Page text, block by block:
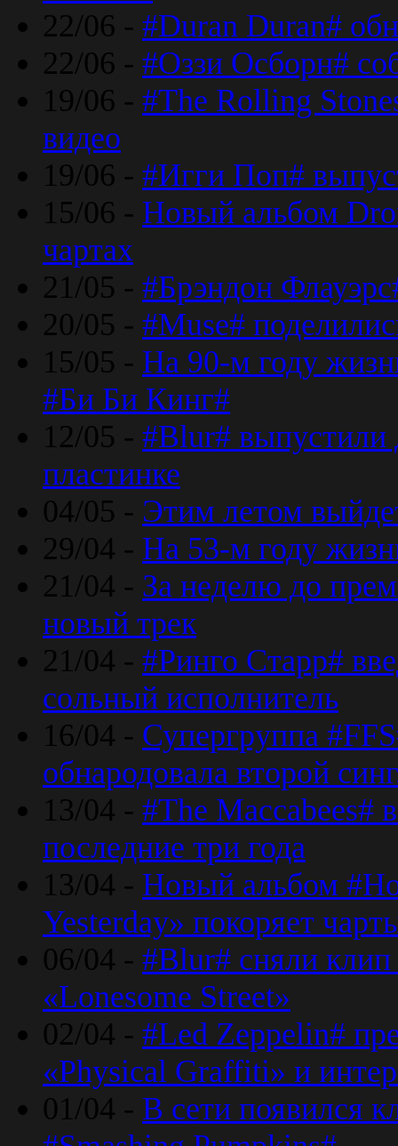
22/06 - #Duran Duran#
22/06 - #Оззи Осборн#
19/06 - #The Rolling
видео
19/06 - #Игги Поп#
15/06 - Новый альбом
чартах
21/05 - #Брэндон
20/05 - #Muse#
15/05 - На 90-м году
#Би Би Кинг#
12/05 - #Blur# выпустили
пластинке
04/05 - Этим летом
29/04 - На 53-м году
21/04 - За неделю до
новый трек
21/04 - #Ринго Старр#
сольный исполнитель
16/04 - Супергруппа
обнародовала второй
13/04 - #The Maccabees#
последние три года
13/04 - Новый альбом
Yesterday» покоряет
06/04 - #Blur# сняли клип
«Lonesome Street»
02/04 - #Led Zeppelin#
«Physical Graffiti» и
01/04 - В сети появился